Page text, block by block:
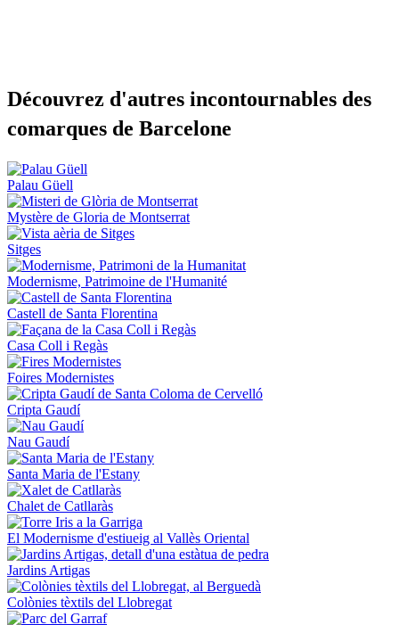
Découvrez d'autres incontournables des
comarques de Barcelone
Palau Güell
Mystère de Gloria de Montserrat
Sitges
Modernisme, Patrimoine de l'Humanité
Castell de Santa Florentina
Casa Coll i Regàs
Foires Modernistes
Cripta Gaudí
Nau Gaudí
Santa Maria de l'Estany
Chalet de Catllaràs
El Modernisme d'estiueig al Vallès Oriental
Jardins Artigas
Colònies tèxtils del Llobregat